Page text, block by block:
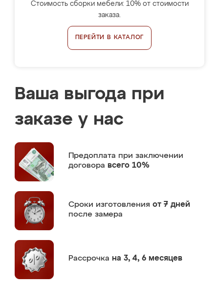
Стоимость сборки мебели: 10% от стоимости
заказа.
ПЕРЕЙТИ В КАТАЛОГ
Ваша выгода при
заказе у нас
Предоплата при заключении
договора всего 10%
Сроки изготовления от 7 дней
после замера
Рассрочка на 3, 4, 6 месяцев